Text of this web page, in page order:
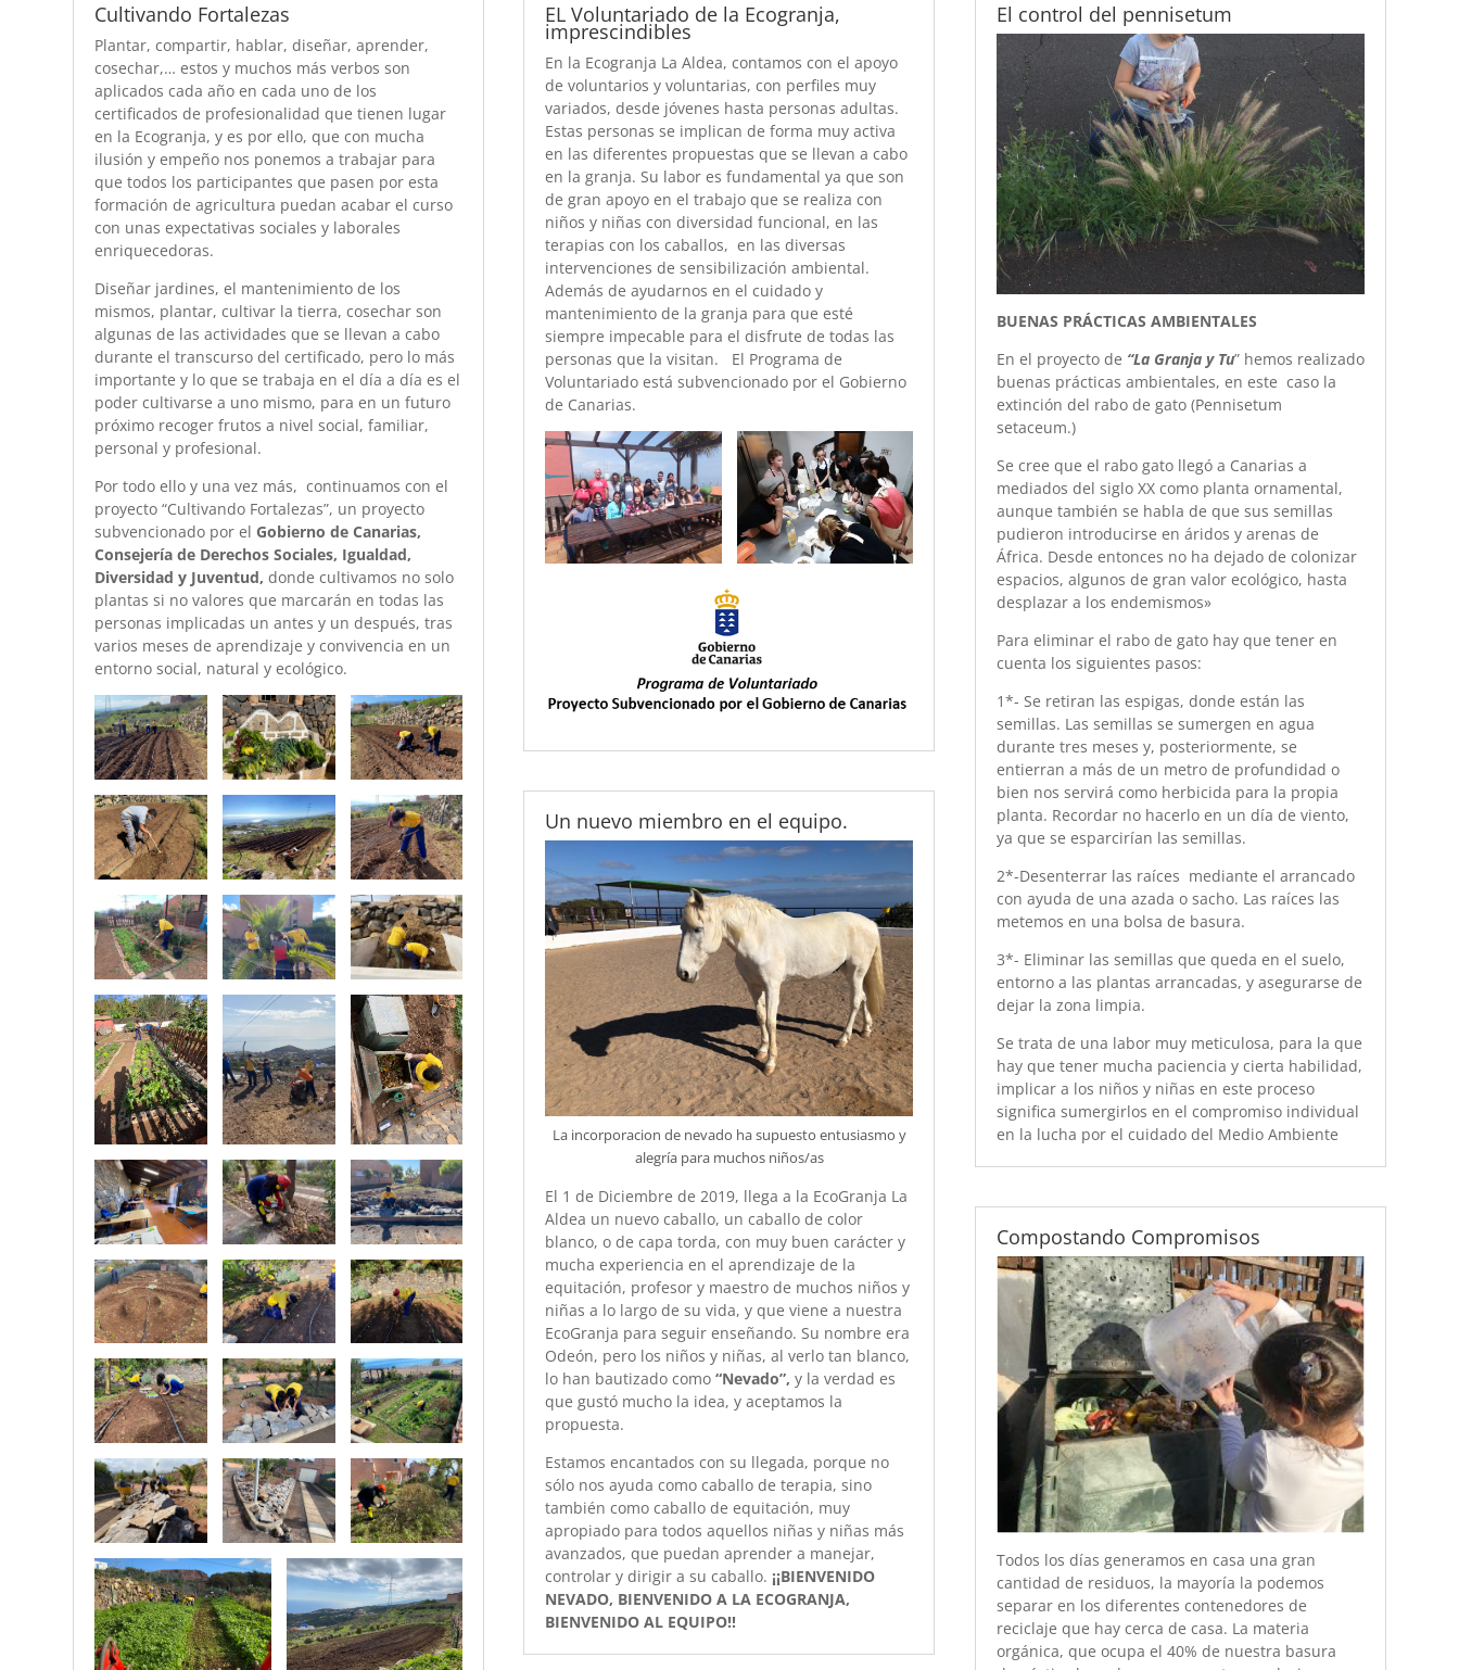
Cultivando Fortalezas
Plantar, compartir, hablar, diseñar, aprender,
cosechar,… estos y muchos más verbos son
aplicados cada año en cada uno de los
certificados de profesionalidad que tienen lugar
en la Ecogranja, y es por ello, que con mucha
ilusión y empeño nos ponemos a trabajar para
que todos los participantes que pasen por esta
formación de agricultura puedan acabar el curso
con unas expectativas sociales y laborales
enriquecedoras.
Diseñar jardines, el mantenimiento de los
mismos, plantar, cultivar la tierra, cosechar son
algunas de las actividades que se llevan a cabo
durante el transcurso del certificado, pero lo más
importante y lo que se trabaja en el día a día es el
poder cultivarse a uno mismo, para en un futuro
próximo recoger frutos a nivel social, familiar,
personal y profesional.
Por todo ello y una vez más, continuamos con el
proyecto “Cultivando Fortalezas”, un proyecto
subvencionado por el Gobierno de Canarias,
Consejería de Derechos Sociales, Igualdad,
Diversidad y Juventud, donde cultivamos no solo
plantas si no valores que marcarán en todas las
personas implicadas un antes y un después, tras
varios meses de aprendizaje y convivencia en un
entorno social, natural y ecológico.
EL Voluntariado de la Ecogranja,
imprescindibles
En la Ecogranja La Aldea, contamos con el apoyo
de voluntarios y voluntarias, con perfiles muy
variados, desde jóvenes hasta personas adultas.
Estas personas se implican de forma muy activa
en las diferentes propuestas que se llevan a cabo
en la granja. Su labor es fundamental ya que son
de gran apoyo en el trabajo que se realiza con
niños y niñas con diversidad funcional, en las
terapias con los caballos, en las diversas
intervenciones de sensibilización ambiental.
Además de ayudarnos en el cuidado y
mantenimiento de la granja para que esté
siempre impecable para el disfrute de todas las
personas que la visitan. El Programa de
Voluntariado está subvencionado por el Gobierno
de Canarias.
Un nuevo miembro en el equipo.
La incorporacion de nevado ha supuesto entusiasmo y
alegría para muchos niños/as
El 1 de Diciembre de 2019, llega a la EcoGranja La
Aldea un nuevo caballo, un caballo de color
blanco, o de capa torda, con muy buen carácter y
mucha experiencia en el aprendizaje de la
equitación, profesor y maestro de muchos niños y
niñas a lo largo de su vida, y que viene a nuestra
EcoGranja para seguir enseñando. Su nombre era
Odeón, pero los niños y niñas, al verlo tan blanco,
lo han bautizado como“Nevado”, y la verdad es
que gustó mucho la idea, y aceptamos la
propuesta.
Estamos encantados con su llegada, porque no
sólo nos ayuda como caballo de terapia, sino
también como caballo de equitación, muy
apropiado para todos aquellos niñas y niñas más
avanzados, que puedan aprender a manejar,
controlar y dirigir a su caballo. ¡¡BIENVENIDO
NEVADO, BIENVENIDO A LA ECOGRANJA,
BIENVENIDO AL EQUIPO!!
El control del pennisetum
BUENAS PRÁCTICAS AMBIENTALES
En el proyecto de “La Granja y Tu” hemos realizado
buenas prácticas ambientales, en este caso la
extinción del rabo de gato (Pennisetum
setaceum.)
Se cree que el rabo gato llegó a Canarias a
mediados del siglo XX como planta ornamental,
aunque también se habla de que sus semillas
pudieron introducirse en áridos y arenas de
África. Desde entonces no ha dejado de colonizar
espacios, algunos de gran valor ecológico, hasta
desplazar a los endemismos»
Para eliminar el rabo de gato hay que tener en
cuenta los siguientes pasos:
1*- Se retiran las espigas, donde están las
semillas. Las semillas se sumergen en agua
durante tres meses y, posteriormente, se
entierran a más de un metro de profundidad o
bien nos servirá como herbicida para la propia
planta. Recordar no hacerlo en un día de viento,
ya que se esparcirían las semillas.
2*-Desenterrar las raíces mediante el arrancado
con ayuda de una azada o sacho. Las raíces las
metemos en una bolsa de basura.
3*- Eliminar las semillas que queda en el suelo,
entorno a las plantas arrancadas, y asegurarse de
dejar la zona limpia.
Se trata de una labor muy meticulosa, para la que
hay que tener mucha paciencia y cierta habilidad,
implicar a los niños y niñas en este proceso
significa sumergirlos en el compromiso individual
en la lucha por el cuidado del Medio Ambiente
Compostando Compromisos
Todos los días generamos en casa una gran
cantidad de residuos, la mayoría la podemos
separar en los diferentes contenedores de
reciclaje que hay cerca de casa. La materia
orgánica, que ocupa el 40% de nuestra basura